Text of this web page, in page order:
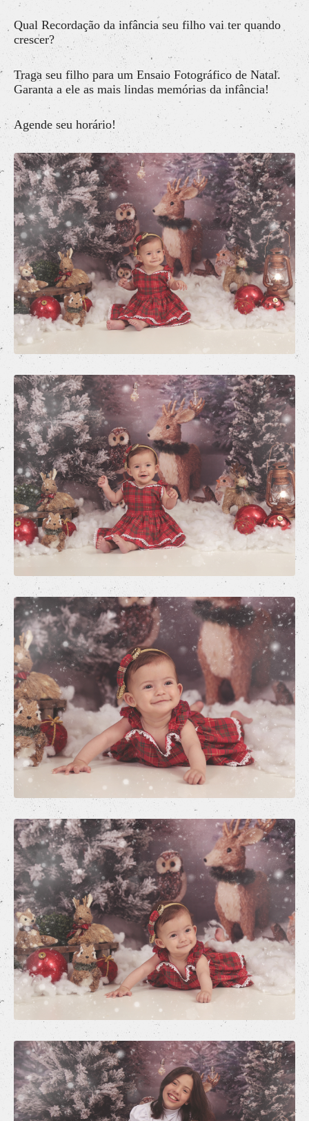
Qual Recordação da infância seu filho vai ter quando
crescer?
Traga seu filho para um Ensaio Fotográfico de Natal.
Garanta a ele as mais lindas memórias da infância!
Agende seu horário!